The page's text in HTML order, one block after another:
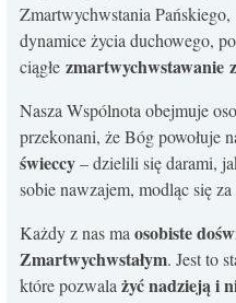
Zmartwychwstania
dynamice życia duchowego,
ciągłe zmartwychwstawanie
Nasza Wspólnota obejmuje
przekonani, że Bóg powołuje
świeccy– dzielili się darami,
sobie nawzajem, modląc się
Każdy z nas ma osobiste
Zmartwychwstałym. Jest to
które pozwala żyć nadzieją i